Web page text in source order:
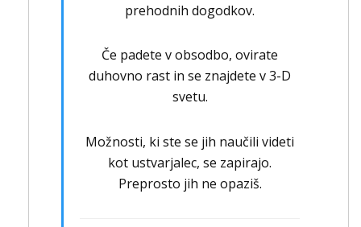
prehodnih dogodkov.
Če padete v obsodbo, ovirate
duhovno rast in se znajdete v 3-D
svetu.
Možnosti, ki ste se jih naučili videti
kot ustvarjalec, se zapirajo.
Preprosto jih ne opaziš.